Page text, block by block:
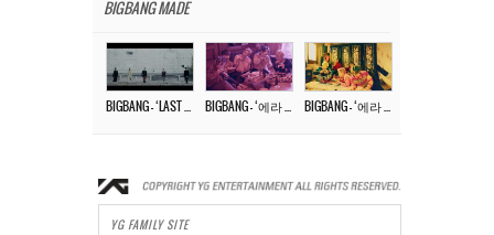
BIGBANG MADE
YG FAMILY SITE